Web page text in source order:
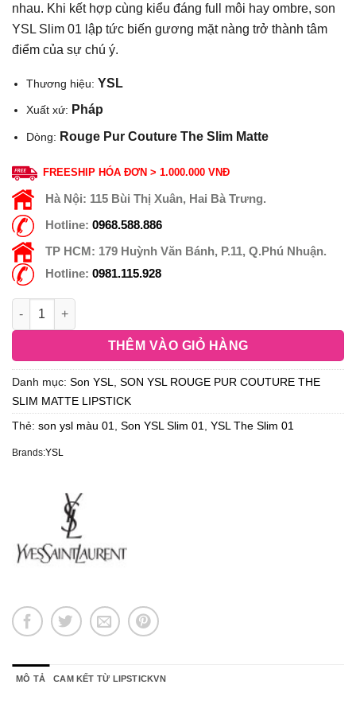
nhau. Khi kết hợp cùng kiểu đáng full môi hay ombre, son
YSL Slim 01 lập tức biến gương mặt nàng trở thành tâm
điểm của sự chú ý.
Thương hiệu: YSL
Xuất xứ: Pháp
Dòng: Rouge Pur Couture The Slim Matte
FREESHIP HÓA ĐƠN > 1.000.000 VNĐ
Hà Nội: 115 Bùi Thị Xuân, Hai Bà Trưng.
Hotline: 0968.588.886
TP HCM: 179 Huỳnh Văn Bánh, P.11, Q.Phú Nhuận.
Hotline: 0981.115.928
THÊM VÀO GIỎ HÀNG
Danh mục: Son YSL
SON YSL ROUGE PUR COUTURE THE
SLIM MATTE LIPSTICK
Thẻ: son ysl màu 01 Son YSL Slim 01 YSL The Slim 01
Brands:YSL
MÔ TẢ CAM KẾT TỪ LIPSTICKVN